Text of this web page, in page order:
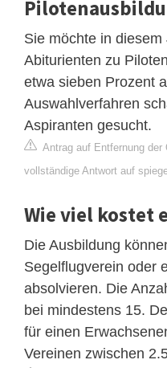
Sie möchte in
Abiturienten zu
etwa sieben Prozent
Auswahlverfahren
Aspiranten gesucht.
Antrag auf Entfernung der
vollständige Antwort auf
Wie viel kostet
Die Ausbildung
Segelflugverein oder
absolvieren. Die
bei mindestens 15.
für einen
Vereinen zwischen